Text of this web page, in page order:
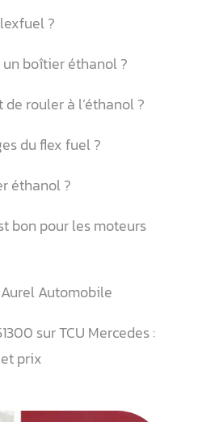
?
boîtier éthanol ?
rouler à l’éthanol ?
du flex fuel ?
éthanol ?
bon pour les moteurs
Automobile
sur TCU Mercedes :
prix